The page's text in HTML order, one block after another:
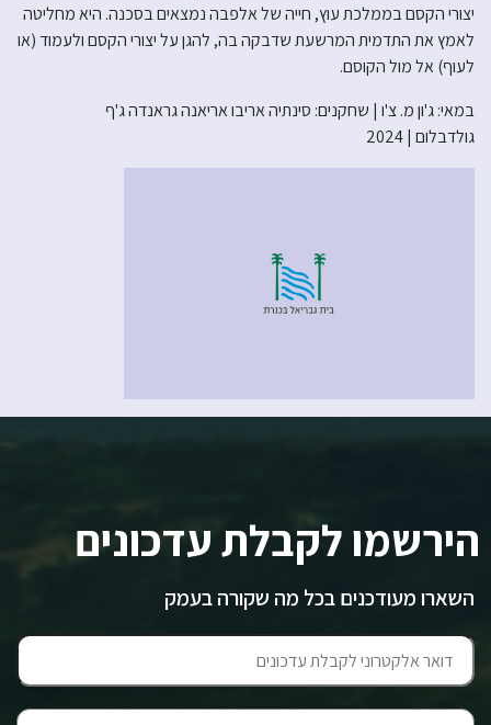
יצורי הקסם בממלכת עוץ, חייה של אלפבה נמצאים בסכנה. היא מחליטה
לאמץ את התדמית המרשעת שדבקה בה, להגן על יצורי הקסם ולעמוד (או
לעוף) אל מול הקוסם.
במאי: ג'ון מ. צ'ו | שחקנים: סינתיה אריבו אריאנה גראנדה ג'ף
גולדבלום | 2024
הירשמו לקבלת עדכונים
השארו מעודכנים בכל מה שקורה בעמק